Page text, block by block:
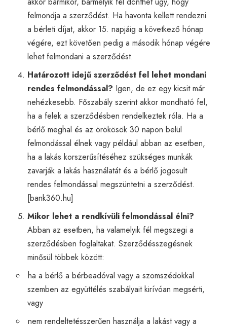
felmondja a szerződést. Ha havonta kellett rendezni
a bérleti díjat, akkor 15. napjáig a következő hónap
végére, ezt követően pedig a második hónap végére
lehet felmondani a szerződést.
Határozott idejű szerződést fel lehet mondani
rendes felmondással? Igen, de ez egy kicsit már
nehézkesebb. Főszabály szerint akkor mondható fel,
ha a felek a szerződésben rendelkeztek róla. Ha a
bérlő meghal és az örökösök 30 napon belül
felmondással élnek vagy például abban az esetben,
ha a lakás korszerűsítéséhez szükséges munkák
zavarják a lakás használatát és a bérlő jogosult
rendes felmondással megszüntetni a szerződést.
[bank360.hu]
Mikor lehet a rendkívüli felmondással élni?
Abban az esetben, ha valamelyik fél megszegi a
szerződésben foglaltakat. Szerződésszegésnek
minősül többek között:
ha a bérlő a bérbeadóval vagy a szomszédokkal
szemben az együttélés szabályait kirívóan megsérti,
vagy
nem rendeltetésszerűen használja a lakást vagy a